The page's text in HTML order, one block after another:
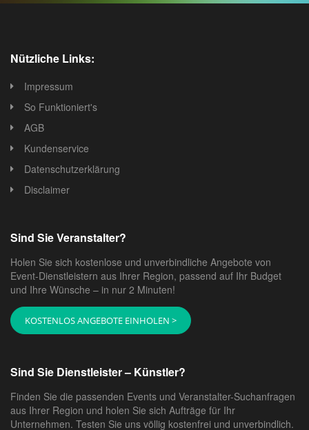
Nützliche Links:
Impressum
So Funktioniert's
AGB
Kundenservice
Datenschutzerklärung
Disclaimer
Sind Sie Veranstalter?
Holen Sie sich kostenlose und unverbindliche Angebote von
Event-Dienstleistern aus Ihrer Region, passend auf Ihr Budget
und Ihre Wünsche – in nur 2 Minuten!
KOSTENLOS ANGEBOTE EINHOLEN >
Sind Sie Dienstleister – Künstler?
Finden Sie die passenden Events und Veranstalter-Suchanfragen
aus Ihrer Region und holen Sie sich Aufträge für Ihr
Unternehmen. Testen Sie uns völlig kostenfrei und unverbindlich.